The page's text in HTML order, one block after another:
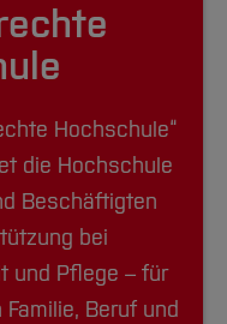
Hochschule“
die Hochschule
Beschäftigten
bei
und Pflege – für
Beruf und